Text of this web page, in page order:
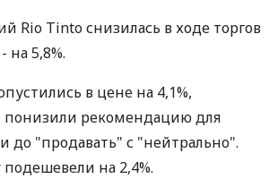
Rio Tinto снизилась в ходе торгов
на 5,8%.
в цене на 4,1%,
понизили рекомендацию для
до "продавать" с "нейтрально".
на 2,4%.